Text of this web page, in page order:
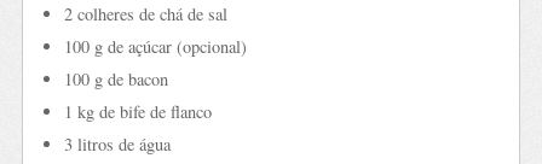
2 colheres de chá de sal
100 g de açúcar (opcional)
100 g de bacon
1 kg de bife de flanco
3 litros de água